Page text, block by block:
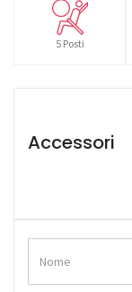
5 Posti
Accessori